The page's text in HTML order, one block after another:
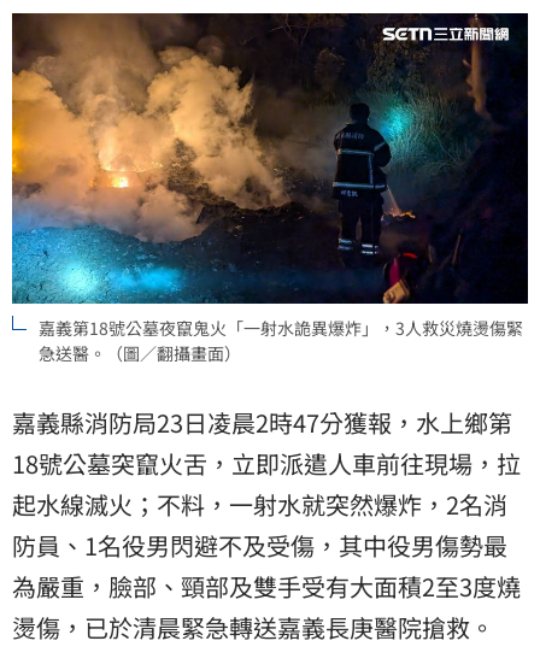
嘉義第18號公墓夜竄鬼火「一射水詭異爆炸」，3人救災燒燙傷緊
急送醫。（圖／翻攝畫面）
嘉義縣消防局23日凌晨2時47分獲報，水上鄉第
18號公墓突竄火舌，立即派遣人車前往現場，拉
起水線滅火；不料，一射水就突然爆炸，2名消
防員、1名役男閃避不及受傷，其中役男傷勢最
為嚴重，臉部、頸部及雙手受有大面積2至3度燒
燙傷，已於清晨緊急轉送嘉義長庚醫院搶救。